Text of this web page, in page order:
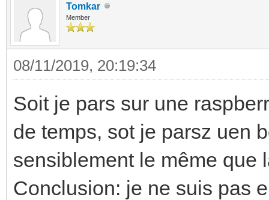
Tomkar
Member
08/11/2019, 20:19:34
Soit je pars sur une
de temps, sot je parsz uen
sensiblement le même que
Conclusion: je ne suis pas